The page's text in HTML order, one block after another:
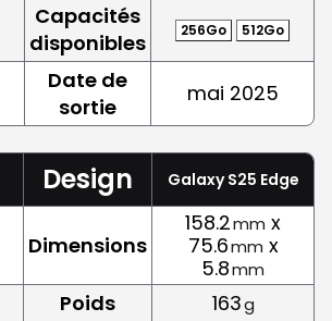
Capacités
disponibles
256Go 512Go
Date de
sortie
mai 2025
Design Galaxy S25 Edge
Dimensions
158.2mm x
75.6mm x
5.8mm
Poids 163g